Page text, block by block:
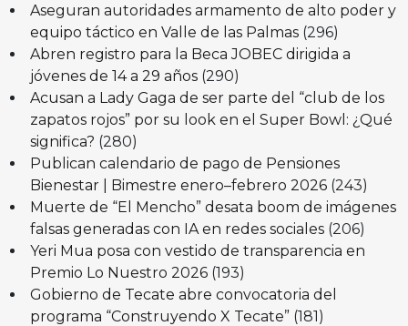
Aseguran autoridades armamento de alto poder y
equipo táctico en Valle de las Palmas (296)
Abren registro para la Beca JOBEC dirigida a
jóvenes de 14 a 29 años (290)
Acusan a Lady Gaga de ser parte del “club de los
zapatos rojos” por su look en el Super Bowl: ¿Qué
significa? (280)
Publican calendario de pago de Pensiones
Bienestar | Bimestre enero–febrero 2026 (243)
Muerte de “El Mencho” desata boom de imágenes
falsas generadas con IA en redes sociales (206)
Yeri Mua posa con vestido de transparencia en
Premio Lo Nuestro 2026 (193)
Gobierno de Tecate abre convocatoria del
programa “Construyendo X Tecate” (181)